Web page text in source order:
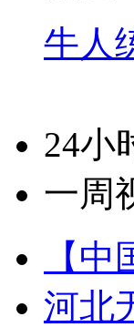
牛人
24小
一周
【
河北